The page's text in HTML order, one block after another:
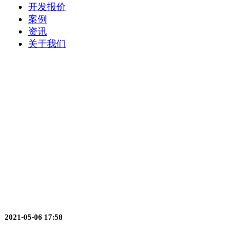
开发报价
案例
资讯
关于我们
2021-05-06 17:58